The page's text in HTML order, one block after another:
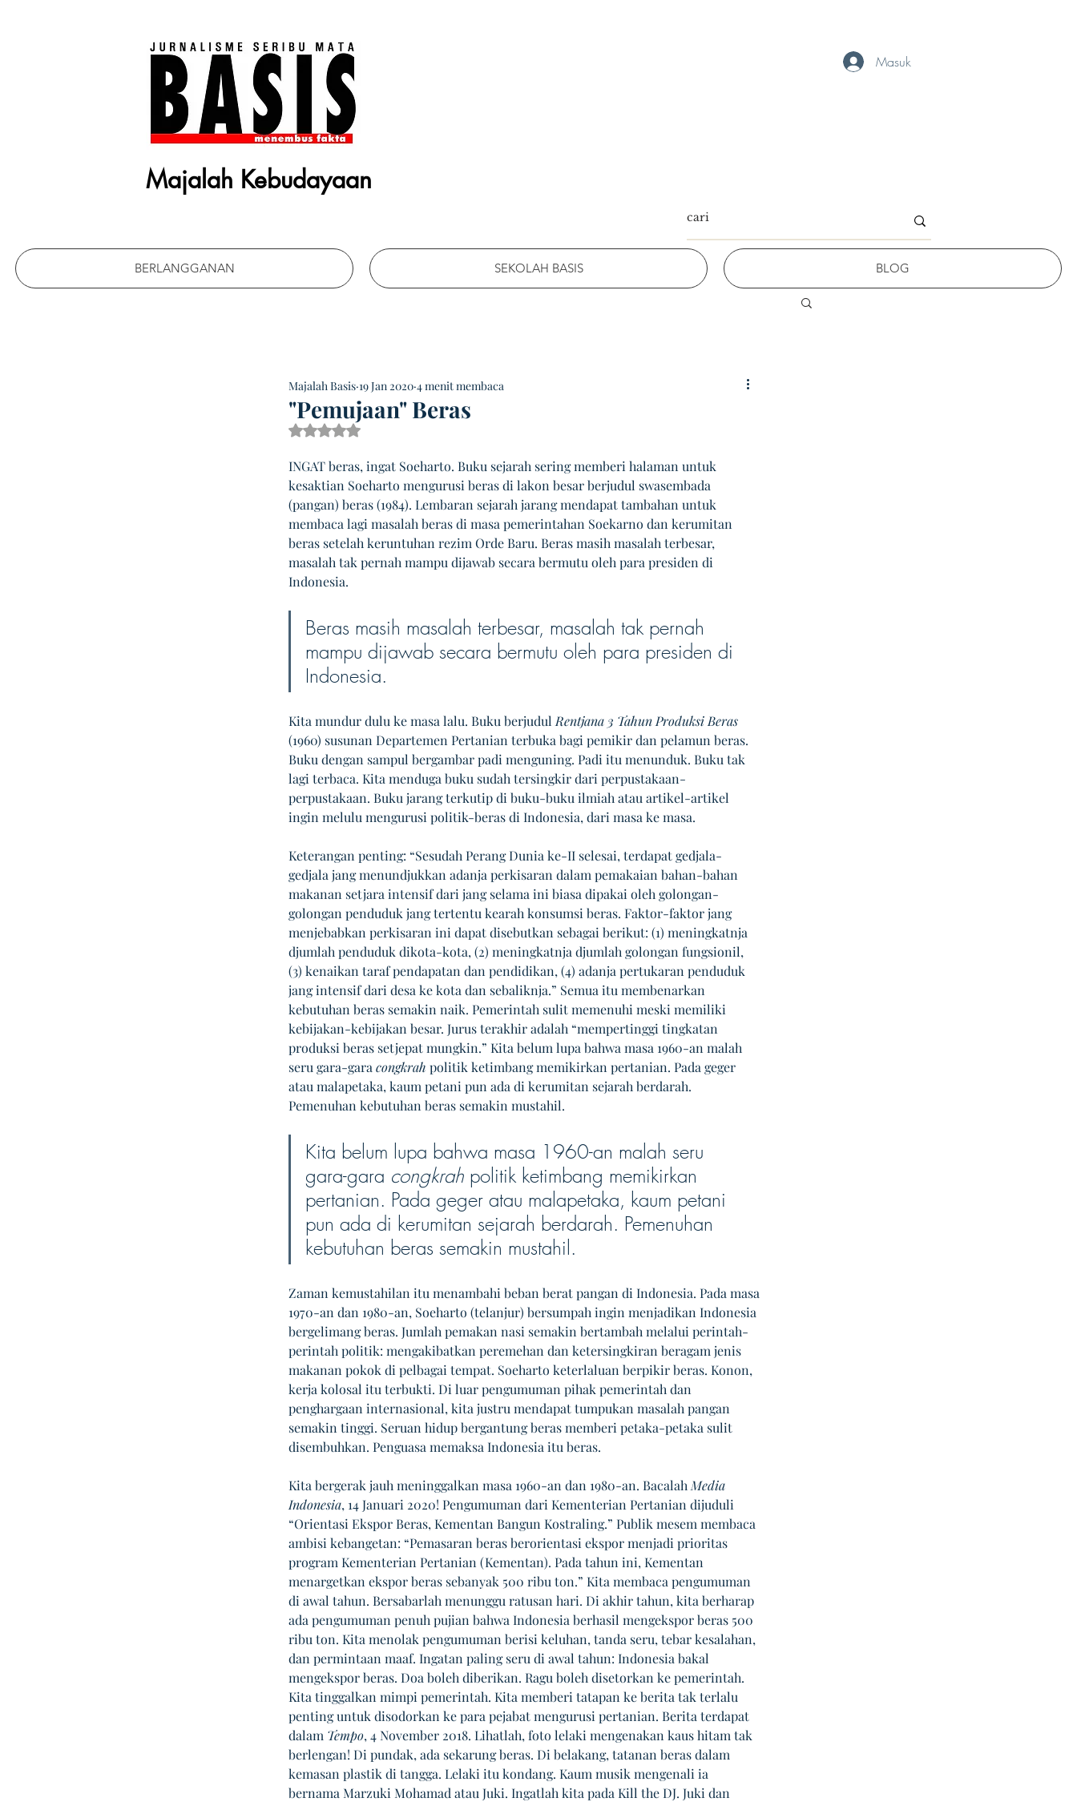
Masuk
Majalah Kebudayaan
BERLANGGANAN SEKOLAH BASIS BLOG
"Pemujaan" Beras
Majalah Basis 19 Jan 2020 4 menit membaca
Dinilai NaN dari 5 bintang.
INGAT beras, ingat Soeharto. Buku sejarah sering memberi halaman untuk
kesaktian Soeharto mengurusi beras di lakon besar berjudul swasembada
(pangan) beras (1984). Lembaran sejarah jarang mendapat tambahan untuk
membaca lagi masalah beras di masa pemerintahan Soekarno dan kerumitan
beras setelah keruntuhan rezim Orde Baru. Beras masih masalah terbesar,
masalah tak pernah mampu dijawab secara bermutu oleh para presiden di
Indonesia.
Beras masih masalah terbesar, masalah tak pernah
mampu dijawab secara bermutu oleh para presiden di
Indonesia.
Kita mundur dulu ke masa lalu. Buku berjudul Rentjana 3 Tahun Produksi Beras
(1960) susunan Departemen Pertanian terbuka bagi pemikir dan pelamun beras.
Buku dengan sampul bergambar padi menguning. Padi itu menunduk. Buku tak
lagi terbaca. Kita menduga buku sudah tersingkir dari perpustakaan-
perpustakaan. Buku jarang terkutip di buku-buku ilmiah atau artikel-artikel
ingin melulu mengurusi politik-beras di Indonesia, dari masa ke masa.
Keterangan penting: “Sesudah Perang Dunia ke-II selesai, terdapat gedjala-
gedjala jang menundjukkan adanja perkisaran dalam pemakaian bahan-bahan
makanan setjara intensif dari jang selama ini biasa dipakai oleh golongan-
golongan penduduk jang tertentu kearah konsumsi beras. Faktor-faktor jang
menjebabkan perkisaran ini dapat disebutkan sebagai berikut: (1) meningkatnja
djumlah penduduk dikota-kota, (2) meningkatnja djumlah golongan fungsionil,
(3) kenaikan taraf pendapatan dan pendidikan, (4) adanja pertukaran penduduk
jang intensif dari desa ke kota dan sebaliknja.” Semua itu membenarkan
kebutuhan beras semakin naik. Pemerintah sulit memenuhi meski memiliki
kebijakan-kebijakan besar. Jurus terakhir adalah “mempertinggi tingkatan
produksi beras setjepat mungkin.” Kita belum lupa bahwa masa 1960-an malah
seru gara-gara congkrah politik ketimbang memikirkan pertanian. Pada geger
atau malapetaka, kaum petani pun ada di kerumitan sejarah berdarah.
Pemenuhan kebutuhan beras semakin mustahil.
Kita belum lupa bahwa masa 1960-an malah seru
gara-gara congkrah politik ketimbang memikirkan
pertanian. Pada geger atau malapetaka, kaum petani
pun ada di kerumitan sejarah berdarah. Pemenuhan
kebutuhan beras semakin mustahil.
Zaman kemustahilan itu menambahi beban berat pangan di Indonesia. Pada masa
1970-an dan 1980-an, Soeharto (telanjur) bersumpah ingin menjadikan Indonesia
bergelimang beras. Jumlah pemakan nasi semakin bertambah melalui perintah-
perintah politik: mengakibatkan peremehan dan ketersingkiran beragam jenis
makanan pokok di pelbagai tempat. Soeharto keterlaluan berpikir beras. Konon,
kerja kolosal itu terbukti. Di luar pengumuman pihak pemerintah dan
penghargaan internasional, kita justru mendapat tumpukan masalah pangan
semakin tinggi. Seruan hidup bergantung beras memberi petaka-petaka sulit
disembuhkan. Penguasa memaksa Indonesia itu beras.
Kita bergerak jauh meninggalkan masa 1960-an dan 1980-an. Bacalah Media
Indonesia, 14 Januari 2020! Pengumuman dari Kementerian Pertanian dijuduli
“Orientasi Ekspor Beras, Kementan Bangun Kostraling.” Publik mesem membaca
ambisi kebangetan: “Pemasaran beras berorientasi ekspor menjadi prioritas
program Kementerian Pertanian (Kementan). Pada tahun ini, Kementan
menargetkan ekspor beras sebanyak 500 ribu ton.” Kita membaca pengumuman
di awal tahun. Bersabarlah menunggu ratusan hari. Di akhir tahun, kita berharap
ada pengumuman penuh pujian bahwa Indonesia berhasil mengekspor beras 500
ribu ton. Kita menolak pengumuman berisi keluhan, tanda seru, tebar kesalahan,
dan permintaan maaf. Ingatan paling seru di awal tahun: Indonesia bakal
mengekspor beras. Doa boleh diberikan. Ragu boleh disetorkan ke pemerintah.
Kita tinggalkan mimpi pemerintah. Kita memberi tatapan ke berita tak terlalu
penting untuk disodorkan ke para pejabat mengurusi pertanian. Berita terdapat
dalam Tempo, 4 November 2018. Lihatlah, foto lelaki mengenakan kaus hitam tak
berlengan! Di pundak, ada sekarung beras. Di belakang, tatanan beras dalam
kemasan plastik di tangga. Lelaki itu kondang. Kaum musik mengenali ia
bernama Marzuki Mohamad atau Juki. Ingatlah kita pada Kill the DJ. Juki dan